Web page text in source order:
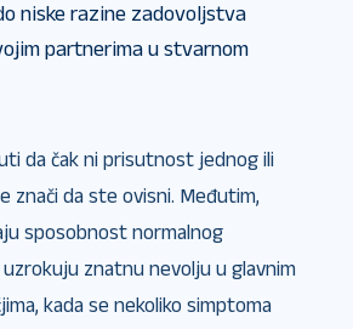
niske razine zadovoljstva
partnerima u stvarnom
da čak ni prisutnost jednog ili
znači da ste ovisni. Međutim,
sposobnost normalnog
znatnu nevolju u glavnim
kada se nekoliko simptoma